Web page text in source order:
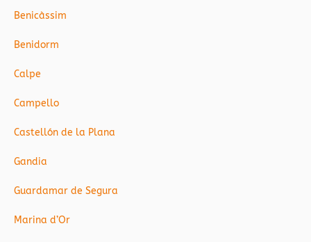
Benicàssim
Benidorm
Calpe
Campello
Castellón de la Plana
Gandia
Guardamar de Segura
Marina d’Or